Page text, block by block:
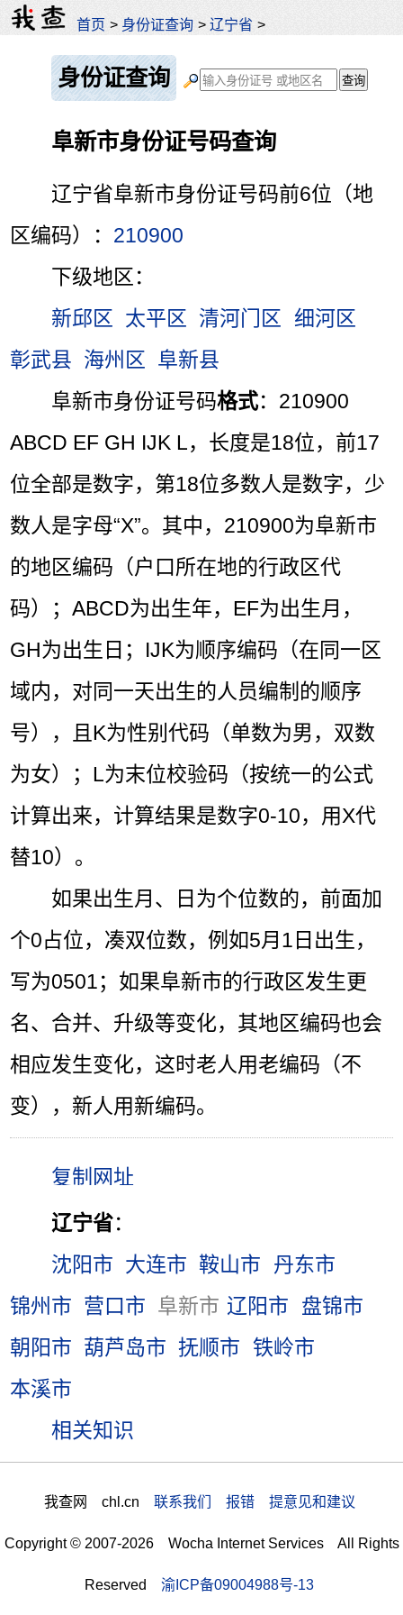
首页 > 身份证查询 >辽宁省 >
身份证查询
阜新市身份证号码查询
辽宁省阜新市身份证号码前6位（地
区编码）： 210900
下级地区：
新邱区 太平区 清河门区
细河区
彰武县 海州区 阜新县
阜新市身份证号码格式：210900
ABCD EF GH IJK L，长度是18位，前17
位全部是数字，第18位多数人是数字，少
数人是字母“X”。其中，210900为阜新市
的地区编码（户口所在地的行政区代
码）；ABCD为出生年，EF为出生月，
GH为出生日；IJK为顺序编码（在同一区
域内，对同一天出生的人员编制的顺序
号），且K为性别代码（单数为男，双数
为女）；L为末位校验码（按统一的公式
计算出来，计算结果是数字0-10，用X代
替10）。
如果出生月、日为个位数的，前面加
个0占位，凑双位数，例如5月1日出生，
写为0501；如果阜新市的行政区发生更
名、合并、升级等变化，其地区编码也会
相应发生变化，这时老人用老编码（不
变），新人用新编码。
辽宁省：
沈阳市 大连市 鞍山市
丹东市
锦州市 营口市 阜新市 辽阳市
盘锦市
朝阳市 葫芦岛市 抚顺市 铁岭市
本溪市
相关知识
我查网 chl.cn 联系我们 报错 提意见和建议
Copyright © 2007-2026 Wocha Internet Services All Rights
Reserved 渝ICP备09004988号-13